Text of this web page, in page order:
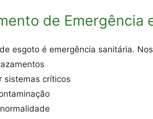
de Emergência
esgoto é emergência sanitária.
sistemas críticos